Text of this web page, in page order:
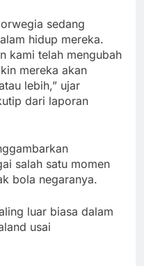
sedang
hidup mereka.
kami telah mengubah
mereka akan
lebih,” ujar
dari laporan
salah satu momen
bola negaranya.
luar biasa dalam
usai